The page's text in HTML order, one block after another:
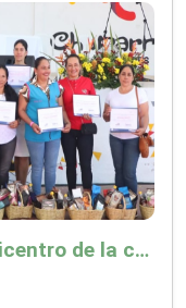
Chaparral (Tolima) fue el epicentro de la celebración del Día Internacional de las Mujeres Rurales, donde fueron ellas las homenajeadas